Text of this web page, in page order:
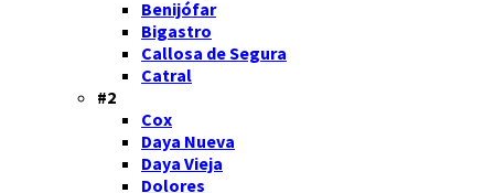
Benijófar
Bigastro
Callosa de Segura
Catral
#2
Cox
Daya Nueva
Daya Vieja
Dolores